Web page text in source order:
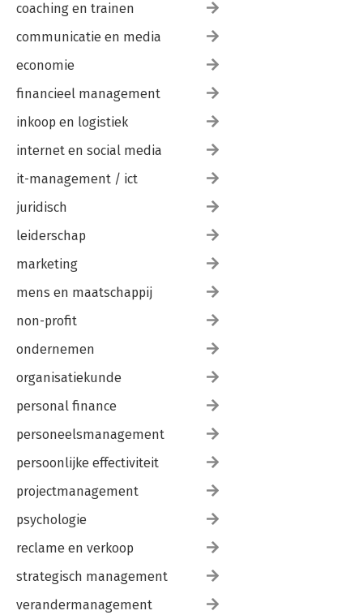
coaching en trainen
communicatie en media
economie
financieel management
inkoop en logistiek
internet en social media
it-management / ict
juridisch
leiderschap
marketing
mens en maatschappij
non-profit
ondernemen
organisatiekunde
personal finance
personeelsmanagement
persoonlijke effectiviteit
projectmanagement
psychologie
reclame en verkoop
strategisch management
verandermanagement